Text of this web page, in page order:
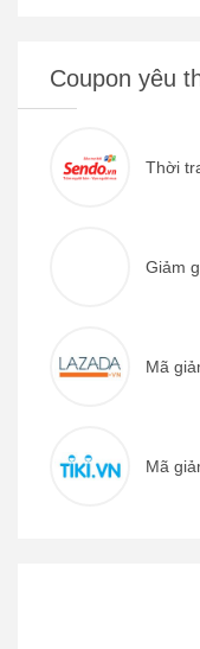
Coupon yêu
Thời
Giảm
Mã
Mã